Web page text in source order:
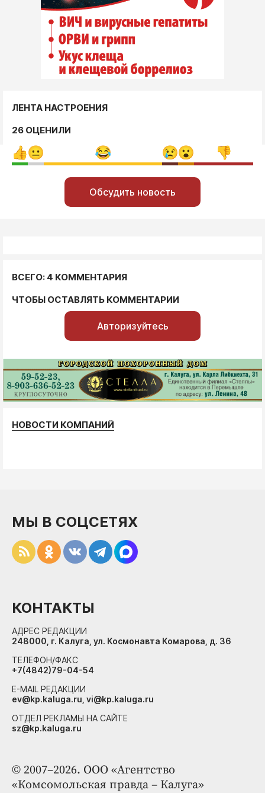
ЛЕНТА НАСТРОЕНИЯ
26 ОЦЕНИЛИ
Обсудить новость
ВСЕГО: 4 КОММЕНТАРИЯ
ЧТОБЫ ОСТАВЛЯТЬ КОММЕНТАРИИ
Авторизуйтесь
НОВОСТИ КОМПАНИЙ
© 2007–2026. ООО «Агентство
«Комсомольская правда – Калуга»
МЫ В СОЦСЕТЯХ
КОНТАКТЫ
АДРЕС РЕДАКЦИИ
248000, г. Калуга, ул. Космонавта Комарова, д. 36
ТЕЛЕФОН/ФАКС
+7(4842)79-04-54
E-MAIL РЕДАКЦИИ
ev@kp.kaluga.ru, vi@kp.kaluga.ru
ОТДЕЛ РЕКЛАМЫ НА САЙТЕ
sz@kp.kaluga.ru